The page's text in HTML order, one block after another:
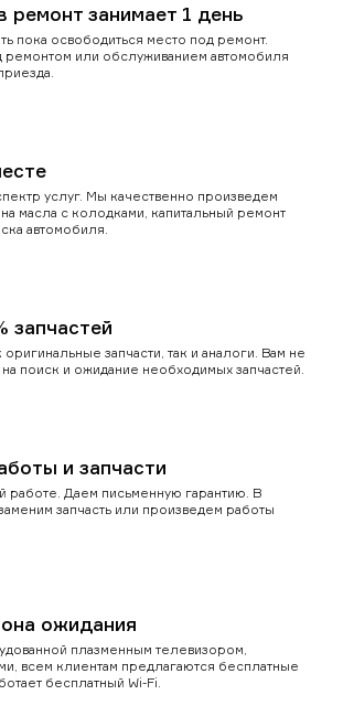
ремонт занимает 1 день
пока освободиться место под ремонт.
ремонтом или обслуживанием автомобиля
услуг. Мы качественно произведем
масла с колодками, капитальный ремонт
автомобиля.
запчастей
запчасти, так и аналоги. Вам не
поиск и ожидание необходимых запчастей.
и запчасти
работе. Даем письменную гарантию. В
запчасть или произведем работы
ожидания
плазменным телевизором,
всем клиентам предлагаются бесплатные
бесплатный Wi-Fi.